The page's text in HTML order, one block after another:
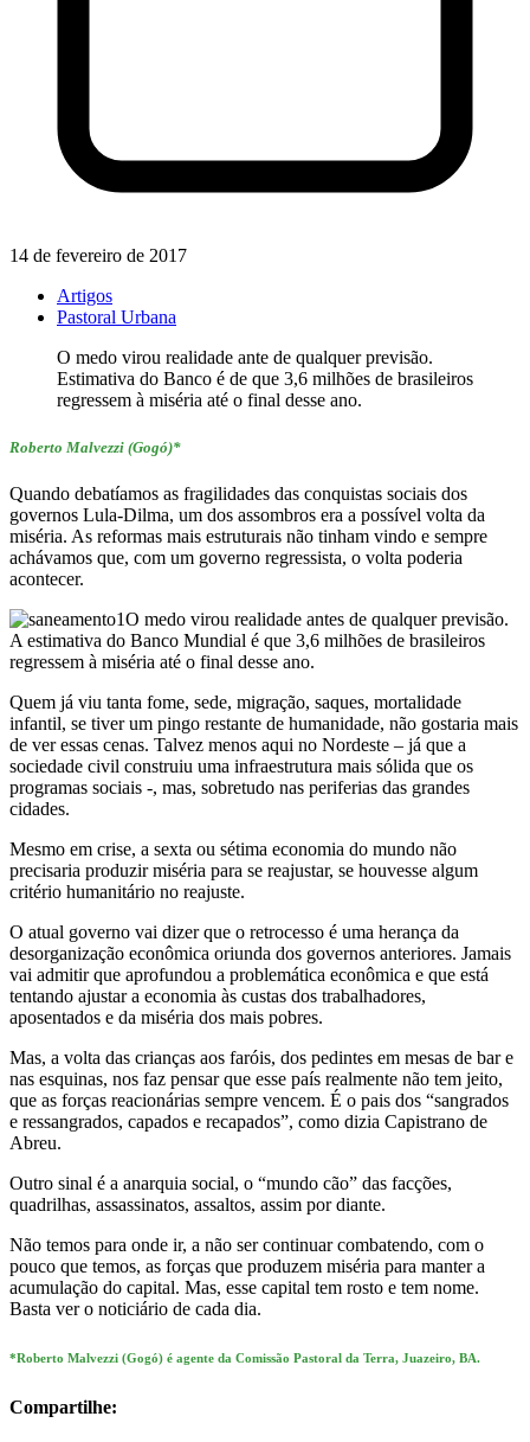
14 de fevereiro de 2017
Artigos
Pastoral Urbana
O medo virou realidade ante de qualquer previsão.
Estimativa do Banco é de que 3,6 milhões de brasileiros
regressem à miséria até o final desse ano.
Roberto Malvezzi (Gogó)*
Quando debatíamos as fragilidades das conquistas sociais dos
governos Lula-Dilma, um dos assombros era a possível volta da
miséria. As reformas mais estruturais não tinham vindo e sempre
achávamos que, com um governo regressista, o volta poderia
acontecer.
O medo virou realidade antes de qualquer previsão.
A estimativa do Banco Mundial é que 3,6 milhões de brasileiros
regressem à miséria até o final desse ano.
Quem já viu tanta fome, sede, migração, saques, mortalidade
infantil, se tiver um pingo restante de humanidade, não gostaria mais
de ver essas cenas. Talvez menos aqui no Nordeste – já que a
sociedade civil construiu uma infraestrutura mais sólida que os
programas sociais -, mas, sobretudo nas periferias das grandes
cidades.
Mesmo em crise, a sexta ou sétima economia do mundo não
precisaria produzir miséria para se reajustar, se houvesse algum
critério humanitário no reajuste.
O atual governo vai dizer que o retrocesso é uma herança da
desorganização econômica oriunda dos governos anteriores. Jamais
vai admitir que aprofundou a problemática econômica e que está
tentando ajustar a economia às custas dos trabalhadores,
aposentados e da miséria dos mais pobres.
Mas, a volta das crianças aos faróis, dos pedintes em mesas de bar e
nas esquinas, nos faz pensar que esse país realmente não tem jeito,
que as forças reacionárias sempre vencem. É o pais dos “sangrados
e ressangrados, capados e recapados”, como dizia Capistrano de
Abreu.
Outro sinal é a anarquia social, o “mundo cão” das facções,
quadrilhas, assassinatos, assaltos, assim por diante.
Não temos para onde ir, a não ser continuar combatendo, com o
pouco que temos, as forças que produzem miséria para manter a
acumulação do capital. Mas, esse capital tem rosto e tem nome.
Basta ver o noticiário de cada dia.
*Roberto Malvezzi (Gogó) é agente da Comissão Pastoral da Terra, Juazeiro, BA.
Compartilhe: